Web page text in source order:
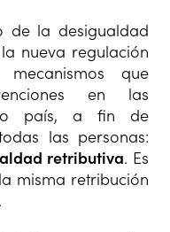
de la desigualdad
nueva regulación
que
en las
país, a fin de
las personas:
retributiva. Es
misma retribución